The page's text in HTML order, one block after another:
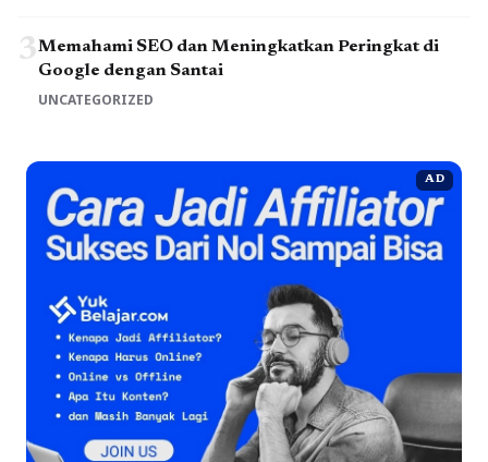
3Memahami SEO dan Meningkatkan Peringkat di
Google dengan Santai
UNCATEGORIZED
AD